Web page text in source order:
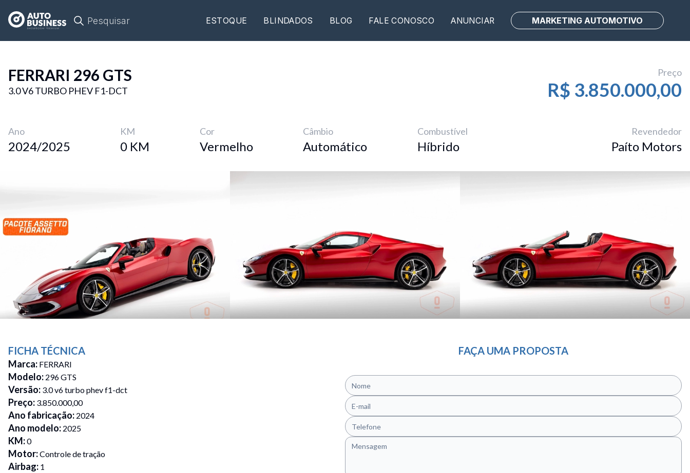
Pesquisar ESTOQUE BLINDADOS BLOG FALE CONOSCO ANUNCIAR MARKETING AUTOMOTIVO
FERRARI 296 GTS
3.0 V6 TURBO PHEV F1-DCT
Preço
R$ 3.850.000,00
Ano
2024/2025
KM
0 KM
Cor
Vermelho
Câmbio
Automático
Combustível
Híbrido
Revendedor
Paíto Motors
FICHA TÉCNICA
Marca: FERRARI
Modelo: 296 GTS
Versão: 3.0 v6 turbo phev f1-dct
Preço: 3.850.000,00
Ano fabricação: 2024
Ano modelo: 2025
KM:0
Motor:Controle de tração
Airbag: 1
FAÇA UMA PROPOSTA